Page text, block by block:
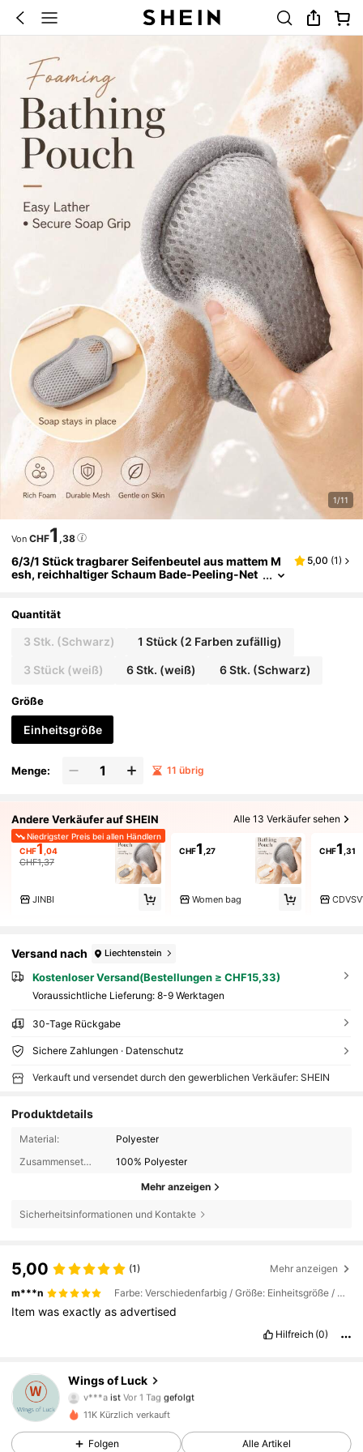
1/11
Von CHF1 ,38
6/3/1 Stück tragbarer Seifenbeutel aus mattem M
esh, reichhaltiger Schaum Bade-Peeling-Net
b
5,00 (1)
Quantität
3 Stk. (Schwarz) 1 Stück (2 Farben zufällig)
3 Stück (weiß) 6 Stk. (weiß) 6 Stk. (Schwarz)
Größe
Einheitsgröße
Menge: 11 übrig
Andere Verkäufer auf SHEIN Alle 13 Verkäufer sehen
Niedrigster Preis bei allen Händlern
CHF1 ,04
CHF1,37
JINBI
CHF1 ,27
Women bag
CHF1 ,31
Versand nach Liechtenstein
Kostenloser Versand(Bestellungen ≥ CHF15,33)
Voraussichtliche Lieferung: 8-9 Werktagen
30-Tage Rückgabe
Sichere Zahlungen · Datenschutz
Verkauft und versendet durch den gewerblichen Verkäufer: SHEIN
Produktdetails
Material:
Polyester
Zusammensetzung:
100% Polyester
Mehr anzeigen
Sicherheitsinformationen und Kontakte
5,00 (1) Mehr anzeigen
m***n Farbe: Verschiedenfarbig / Größe: Einheitsgröße / Quantität: 3 Stück (weiß)
Itemwasexactlyasadvertised
Hilfreich (0)
Wings of Luck
4,65
44 Follower
v***a ist Vor 1 Tag gefolgt
44 Follower
4,65 44 Follower
11K Kürzlich verkauft
Folgen Alle Artikel